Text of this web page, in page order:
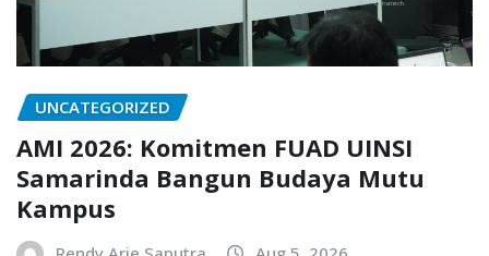
UNCATEGORIZED
AMI 2026: Komitmen FUAD UINSI
Samarinda Bangun Budaya Mutu
Kampus